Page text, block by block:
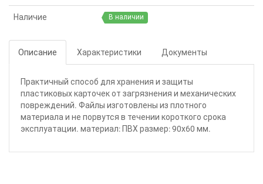
Наличие В наличии
Описание Характеристики Документы
Практичный способ для хранения и защиты
пластиковых карточек от загрязнения и механических
повреждений. Файлы изготовлены из плотного
материала и не порвутся в течении короткого срока
эксплуатации. материал: ПВХ размер: 90х60 мм.